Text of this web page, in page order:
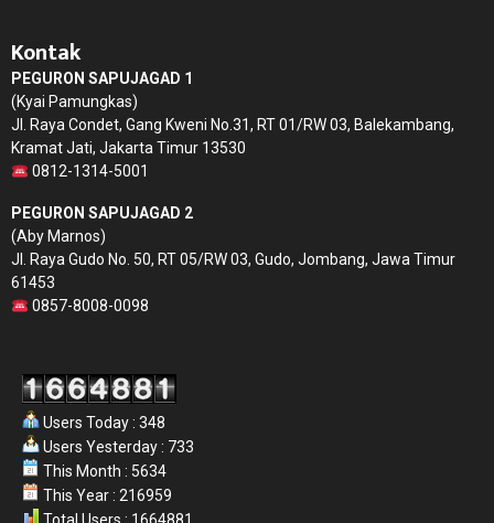
Kontak
PEGURON SAPUJAGAD 1
(Kyai Pamungkas)
Jl. Raya Condet, Gang Kweni No.31, RT 01/RW 03, Balekambang,
Kramat Jati, Jakarta Timur 13530
0812-1314-5001
PEGURON SAPUJAGAD 2
(Aby Marnos)
Jl. Raya Gudo No. 50, RT 05/RW 03, Gudo, Jombang, Jawa Timur
61453
0857-8008-0098
Users Today : 348
Users Yesterday : 733
This Month : 5634
This Year : 216959